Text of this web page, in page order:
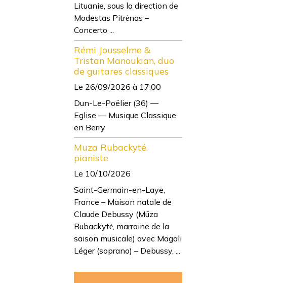
Lituanie, sous la direction de
Modestas Pitrėnas –
Concerto ...
Rémi Jousselme &
Tristan Manoukian, duo
de guitares classiques
Le 26/09/2026 à 17:00
Dun-Le-Poëlier (36) —
Eglise — Musique Classique
en Berry
Muza Rubackyté,
pianiste
Le 10/10/2026
Saint-Germain-en-Laye,
France – Maison natale de
Claude Debussy (Mūza
Rubackytė, marraine de la
saison musicale) avec Magali
Léger (soprano) – Debussy, ...